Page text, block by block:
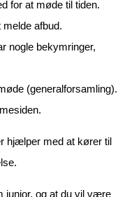
for at møde til tiden.
afbud.
nogle bekymringer,
(generalforsamling).
hjælper med at kører til
junior, og at du vil være